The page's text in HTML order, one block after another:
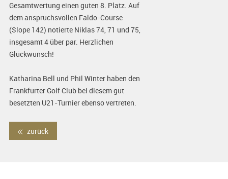
Gesamtwertung einen guten 8. Platz. Auf
dem anspruchsvollen Faldo-Course
(Slope 142) notierte Niklas 74, 71 und 75,
insgesamt 4 über par. Herzlichen
Glückwunsch!
Katharina Bell und Phil Winter haben den
Frankfurter Golf Club bei diesem gut
besetzten U21-Turnier ebenso vertreten.
zurück